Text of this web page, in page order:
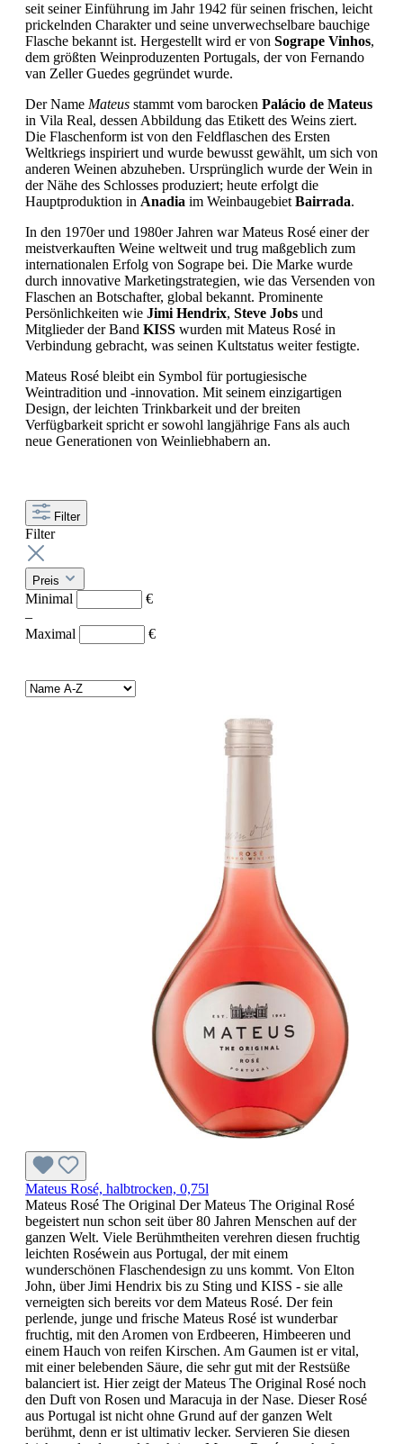
seit seiner Einführung im Jahr 1942 für seinen frischen, leicht
prickelnden Charakter und seine unverwechselbare bauchige
Flasche bekannt ist. Hergestellt wird er von Sogrape Vinhos,
dem größten Weinproduzenten Portugals, der von Fernando
van Zeller Guedes gegründet wurde.
Der Name Mateus stammt vom barocken Palácio de Mateus
in Vila Real, dessen Abbildung das Etikett des Weins ziert.
Die Flaschenform ist von den Feldflaschen des Ersten
Weltkriegs inspiriert und wurde bewusst gewählt, um sich von
anderen Weinen abzuheben. Ursprünglich wurde der Wein in
der Nähe des Schlosses produziert; heute erfolgt die
Hauptproduktion in Anadia im Weinbaugebiet Bairrada.
In den 1970er und 1980er Jahren war Mateus Rosé einer der
meistverkauften Weine weltweit und trug maßgeblich zum
internationalen Erfolg von Sogrape bei. Die Marke wurde
durch innovative Marketingstrategien, wie das Versenden von
Flaschen an Botschafter, global bekannt. Prominente
Persönlichkeiten wie Jimi Hendrix, Steve Jobs und
Mitglieder der Band KISS wurden mit Mateus Rosé in
Verbindung gebracht, was seinen Kultstatus weiter festigte.
Mateus Rosé bleibt ein Symbol für portugiesische
Weintradition und -innovation. Mit seinem einzigartigen
Design, der leichten Trinkbarkeit und der breiten
Verfügbarkeit spricht er sowohl langjährige Fans als auch
neue Generationen von Weinliebhabern an.
Filter
Filter
Preis
Minimal
€
–
Maximal
€
Mateus Rosé, halbtrocken, 0,75l
Mateus Rosé The Original Der Mateus The Original Rosé
begeistert nun schon seit über 80 Jahren Menschen auf der
ganzen Welt. Viele Berühmtheiten verehren diesen fruchtig
leichten Roséwein aus Portugal, der mit einem
wunderschönen Flaschendesign zu uns kommt. Von Elton
John, über Jimi Hendrix bis zu Sting und KISS - sie alle
verneigten sich bereits vor dem Mateus Rosé. Der fein
perlende, junge und frische Mateus Rosé ist wunderbar
fruchtig, mit den Aromen von Erdbeeren, Himbeeren und
einem Hauch von reifen Kirschen. Am Gaumen ist er vital,
mit einer belebenden Säure, die sehr gut mit der Restsüße
balanciert ist. Hier zeigt der Mateus The Original Rosé noch
den Duft von Rosen und Maracuja in der Nase. Dieser Rosé
aus Portugal ist nicht ohne Grund auf der ganzen Welt
berühmt, denn er ist ultimativ lecker. Servieren Sie diesen